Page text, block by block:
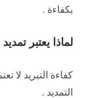
بكفاءة .
لماذا يعتبر
كفاءة التبريد لا
التمديد .